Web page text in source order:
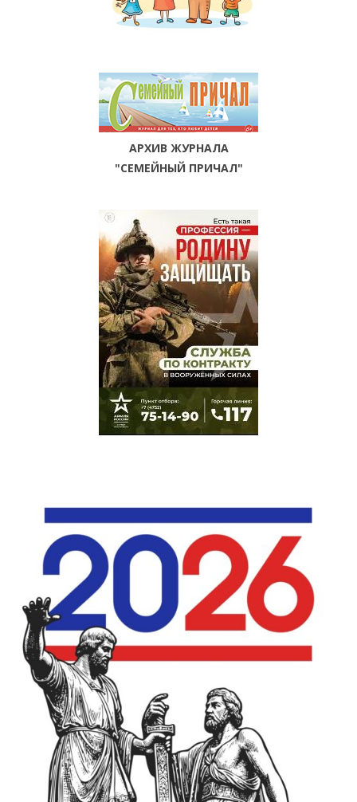
АРХИВ ЖУРНАЛА
"СЕМЕЙНЫЙ ПРИЧАЛ"